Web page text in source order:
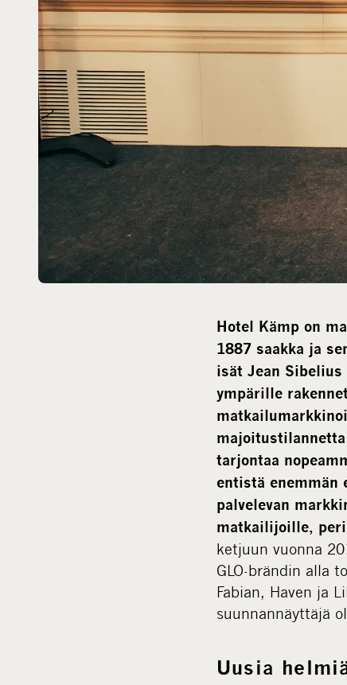
Hotel Kämp on
1887 saakka ja
isät Jean
ympärille
tarjontaa
entistä
palvelevan
matkailijoille,
ketjuun vuonna
GLO-brändin alla
Fabian, Haven ja
suunnannäyttäjä
Uusia